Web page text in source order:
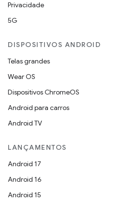
Privacidade
5G
DISPOSITIVOS ANDROID
Telas grandes
Wear OS
Dispositivos ChromeOS
Android para carros
Android TV
LANÇAMENTOS
Android 17
Android 16
Android 15